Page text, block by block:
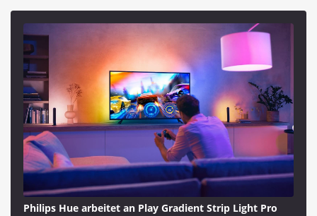
Philips Hue arbeitet an Play Gradient Strip Light Pro